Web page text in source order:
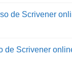
de Scrivener
de Scrivener